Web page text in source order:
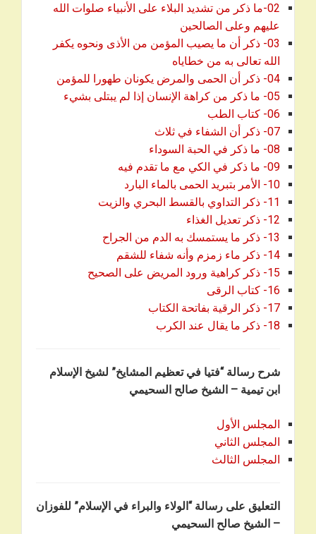
02-ما ذكر من تشديد البلاء على الأنبياء صلوات الله
عليهم وعلى الصالحين
03- ذكر أن ما يصيب المؤمن من الأذى ونحوه يكفر
الله تعالى به من خطاياه
04- ذكر أن الحمى والمرض يكونان طهورا للمؤمن
05- ما ذكر من كراهة الإنسان إذا لم يبتلى بشيء
06- كتاب الطب
07- ذكر أن الشفاء في ثلاث
08- ما ذكر في الحبة السوداء
09- ما ذكر في الكي مع ما تقدم فيه
10- الأمر بتبريد الحمى بالماء البارد
11- ذكر التداوي بالقسط البحري والزيت
12- ذكر تعديل الغذاء
13- ذكر ما يستمسك به الدم من الجراح
14- ذكر ماء زمزم وأنه شفاء للشقم
15- ذكر كراهية ورود المريض على الصحيح
16- كتاب الرقى
17- ذكر الرقية بفاتحة الكتاب
18- ذكر ما يقال عند الكرب
شرح رسالة “فتيا في تعظيم المشايخ” لشيخ الإسلام
ابن تيمية – الشيخ صالح السحيمي
المجلس الأول
المجلس الثاني
المجلس الثالث
التعليق على رسالة “الولاء والبراء في الإسلام” للفوزان
– الشيخ صالح السحيمي